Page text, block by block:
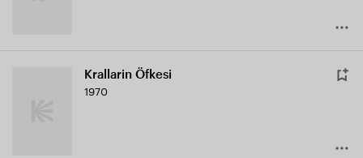
Krallarin Öfkesi
1970